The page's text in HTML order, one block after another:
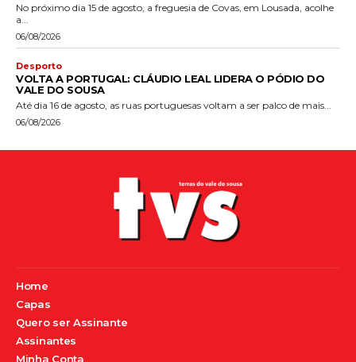
No próximo dia 15 de agosto, a freguesia de Covas, em Lousada, acolhe
a...
06/08/2026
Desporto
VOLTA A PORTUGAL: CLÁUDIO LEAL LIDERA O PÓDIO DO
VALE DO SOUSA
Até dia 16 de agosto, as ruas portuguesas voltam a ser palco de mais...
06/08/2026
Home
Capas
Quero ser Assinante
Assinantes
Minha Conta